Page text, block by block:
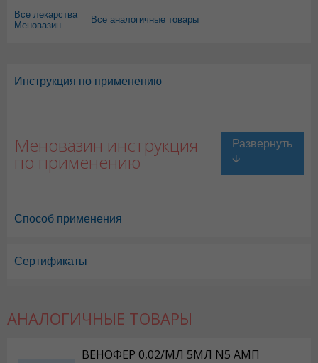
Все лекарства
Меновазин
Все аналогичные товары
Инструкция по применению
Меновазин инструкция
по применению
Способ применения
Сертификаты
АНАЛОГИЧНЫЕ ТОВАРЫ
ВЕНОФЕР 0,02/МЛ 5МЛ N5 АМП